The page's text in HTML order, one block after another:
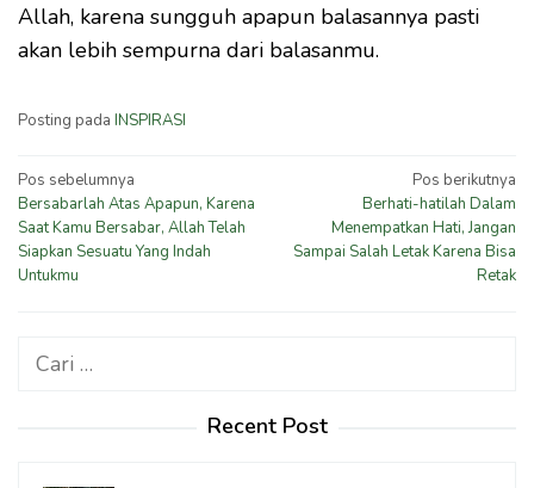
Allah, karena sungguh apapun balasannya pasti
akan lebih sempurna dari balasanmu.
Posting pada INSPIRASI
Navigasi
pos
Pos sebelumnya
Bersabarlah Atas Apapun, Karena
Saat Kamu Bersabar, Allah Telah
Siapkan Sesuatu Yang Indah
Untukmu
Pos berikutnya
Berhati-hatilah Dalam
Menempatkan Hati, Jangan
Sampai Salah Letak Karena Bisa
Retak
Cari
Recent Post